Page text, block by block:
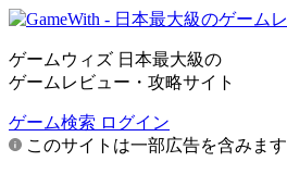
ゲームウィズ 日本最大級の
ゲームレビュー・攻略サイト
ゲーム検索 ログイン
このサイトは一部広告を含みます